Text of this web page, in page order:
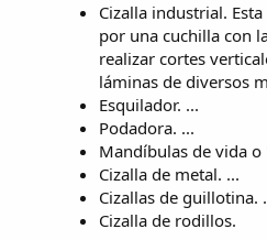
Cizalla industrial.
por una cuchilla con
realizar cortes
láminas de diversos
Esquilador. ...
Podadora. ...
Mandíbulas de vida o
Cizalla de metal. ...
Cizallas de guillotina.
Cizalla de rodillos.